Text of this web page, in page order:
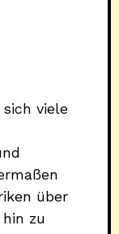
viele
über
zu